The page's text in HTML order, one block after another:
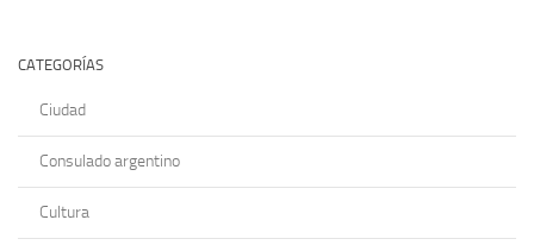
CATEGORÍAS
Ciudad
Consulado argentino
Cultura